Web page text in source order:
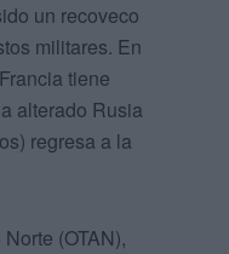
un recoveco
militares. En
tiene
alterado Rusia
regresa a la
(OTAN),